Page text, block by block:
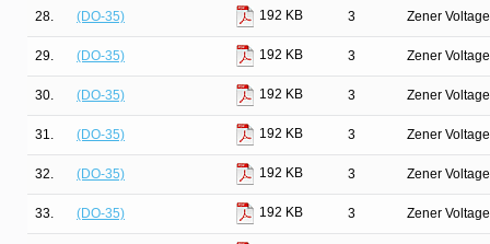
28. (DO-35) 192 KB 3 Zener
29. (DO-35) 192 KB 3 Zener
30. (DO-35) 192 KB 3 Zener
31. (DO-35) 192 KB 3 Zener
32. (DO-35) 192 KB 3 Zener
33. (DO-35) 192 KB 3 Zener